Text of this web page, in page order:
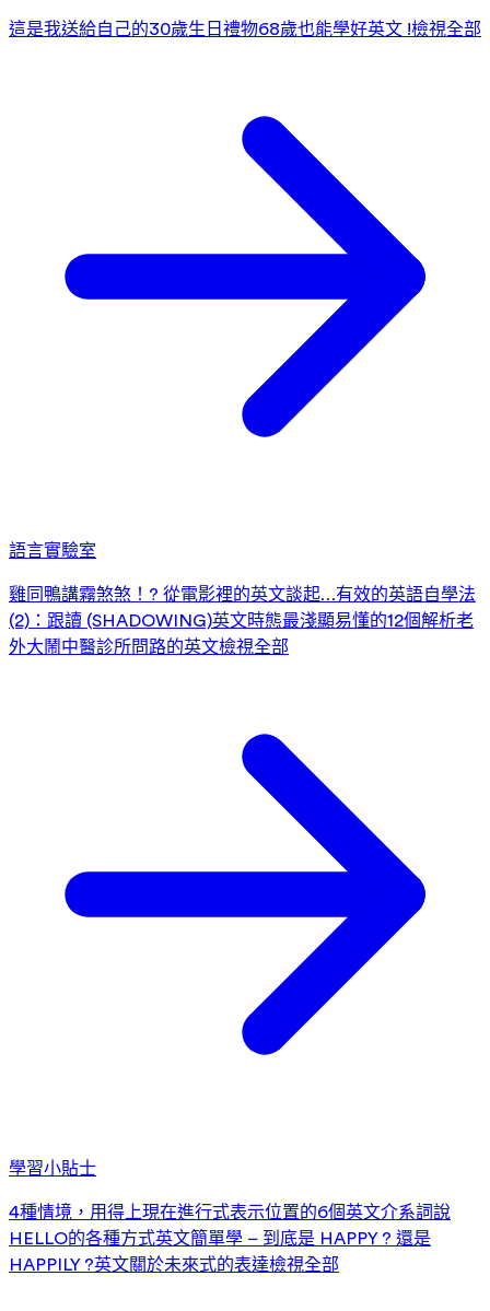
這是我送給自己的30歲生日禮物68歲也能學好英文 !檢視全部
語言實驗室
雞同鴨講霧煞煞！? 從電影裡的英文談起…有效的英語自學法
(2)：跟讀 (SHADOWING)英文時態最淺顯易懂的12個解析老
外大鬧中醫診所問路的英文檢視全部
學習小貼士
4種情境，用得上現在進行式表示位置的6個英文介系詞說
HELLO的各種方式英文簡單學 – 到底是 HAPPY ? 還是
HAPPILY ?英文關於未來式的表達檢視全部